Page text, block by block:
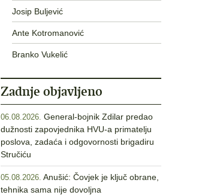
Josip Buljević
Ante Kotromanović
Branko Vukelić
Zadnje objavljeno
06.08.2026. General-bojnik Zdilar predao
dužnosti zapovjednika HVU-a primatelju
poslova, zadaća i odgovornosti brigadiru
Stručiću
05.08.2026. Anušić: Čovjek je ključ obrane,
tehnika sama nije dovoljna